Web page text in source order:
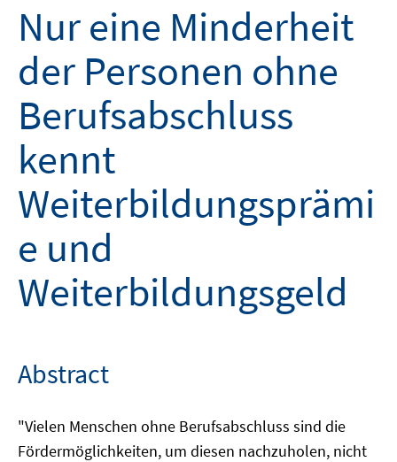
Nur eine Minderheit
der Personen ohne
Berufsabschluss
kennt
Weiterbildungsprämi
e und
Weiterbildungsgeld
Abstract
"Vielen Menschen ohne Berufsabschluss sind die
Fördermöglichkeiten, um diesen nachzuholen, nicht